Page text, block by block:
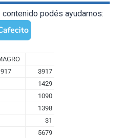
podés ayudarnos: